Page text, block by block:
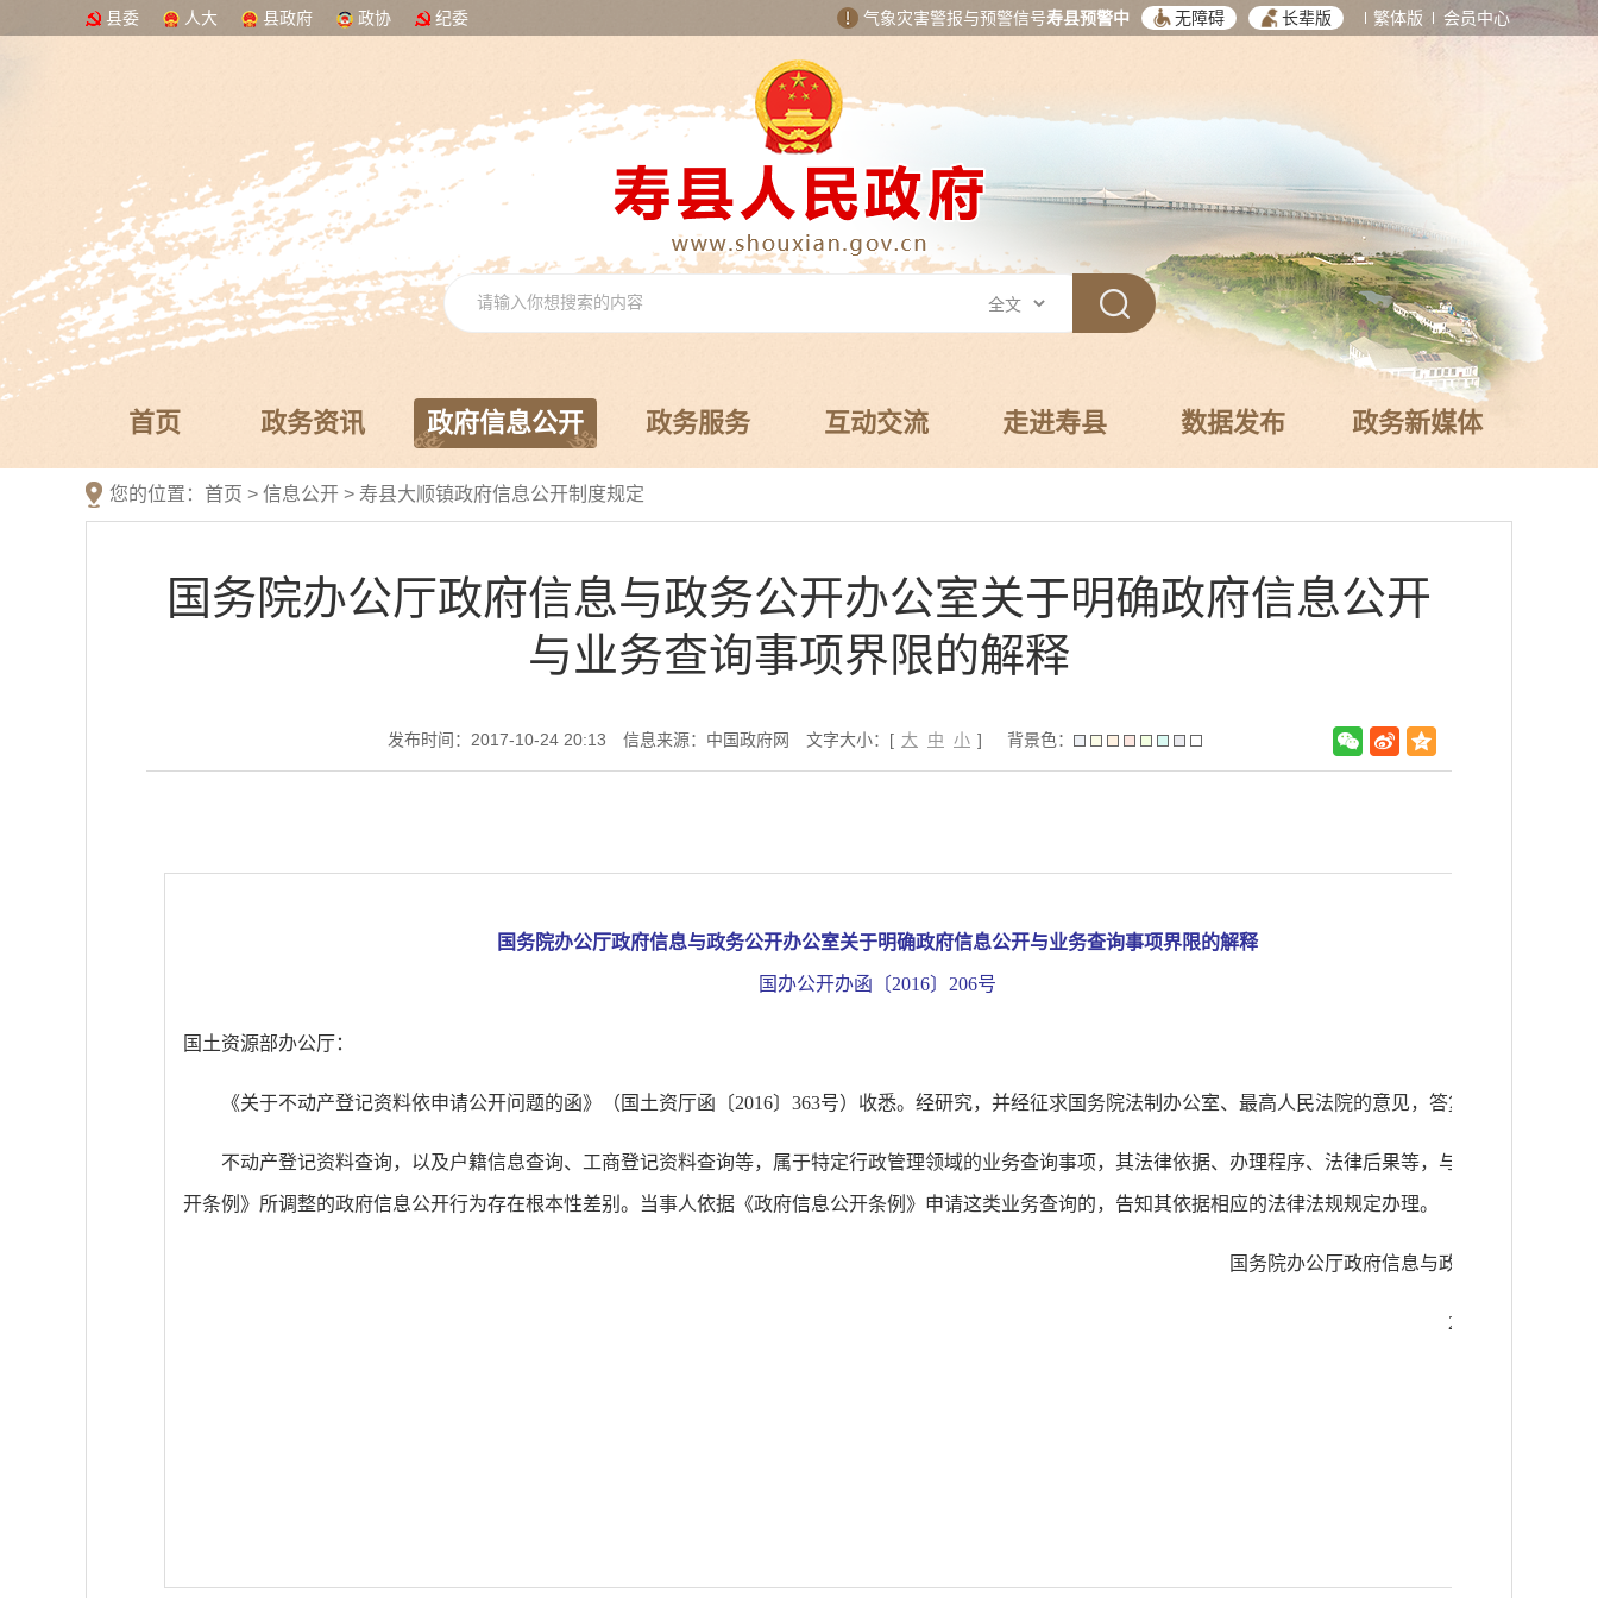
县委 人大 县政府 政协 纪委 气象灾害警报与预警信号寿县预警中 无障碍 长辈版 繁体版 会员中心
首页 政务资讯 政府信息公开 政务服务 互动交流 走进寿县 数据发布 政务新媒体
您的位置： 首页 > 信息公开 > 寿县大顺镇政府信息公开制度规定
国务院办公厅政府信息与政务公开办公室关于明确政府信息公开
与业务查询事项界限的解释
发布时间：2017-10-24 20:13 信息来源：中国政府网 文字大小：[ 大 中 小 ] 背景色：
国务院办公厅政府信息与政务公开办公室关于明确政府信息公开与业务查询事项界限的解释
国办公开办函〔2016〕206号
国土资源部办公厅：
《关于不动产登记资料依申请公开问题的函》（国土资厅函〔2016〕363号）收悉。经研究，并经征求国务院法制办公室、最高人民法院的意见，答复如下：
不动产登记资料查询，以及户籍信息查询、工商登记资料查询等，属于特定行政管理领域的业务查询事项，其法律依据、办理程序、法律后果等，与《政府信息公
开条例》所调整的政府信息公开行为存在根本性差别。当事人依据《政府信息公开条例》申请这类业务查询的，告知其依据相应的法律法规规定办理。
国务院办公厅政府信息与政务公开办公室
2016年9月18日